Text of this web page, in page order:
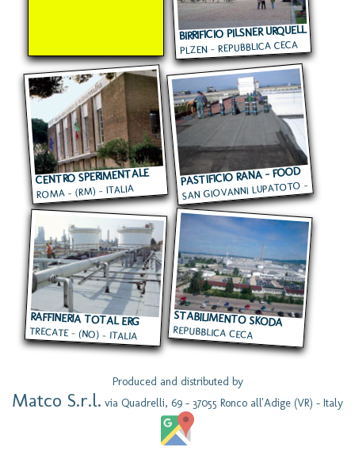
BIRRIFICIO PILSNER URQUELL
PLZEN - REPUBBLICA CECA
CENTRO SPERIMENTALE
DEL CINEMA
ROMA - (RM) - ITALIA
PASTIFICIO RANA - FOOD
TERMINAL
SAN GIOVANNI LUPATOTO -
(VR) - ITALIA
RAFFINERIA TOTAL ERG
TRECATE - (NO) - ITALIA
STABILIMENTO SKODA
REPUBBLICA CECA
Produced and distributed by
Matco S.r.l. via Quadrelli, 69 - 37055 Ronco all'Adige (VR) - Italy